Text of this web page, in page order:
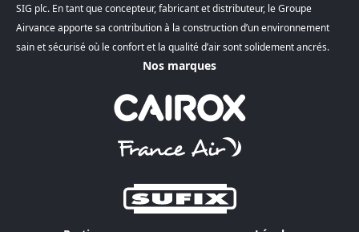
SIG plc. En tant que concepteur, fabricant et distributeur, le Groupe
Airvance apporte sa contribution à la construction d’un environnement
sain et sécurisé où le confort et la qualité d’air sont solidement ancrés.
Nos marques